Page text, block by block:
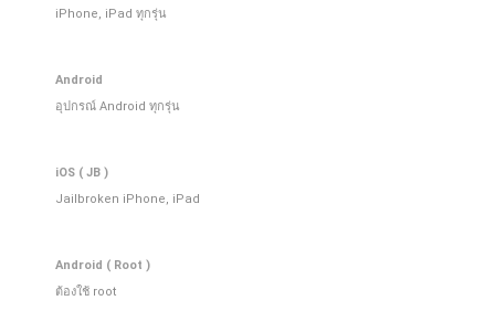
iPhone, iPad ทุกรุ่น
Android
อุปกรณ์ Android ทุกรุ่น
iOS ( JB )
Jailbroken iPhone, iPad
Android ( Root )
ต้องใช้ root